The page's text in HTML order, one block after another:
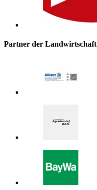
Partner der Landwirtschaft